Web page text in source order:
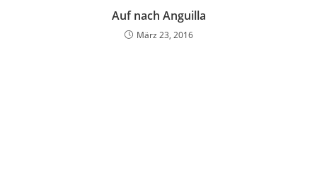
Auf nach Anguilla
März 23, 2016